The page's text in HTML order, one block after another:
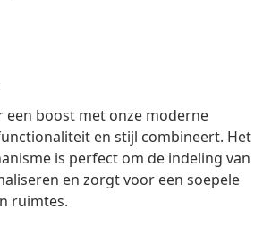
een boost met onze moderne
en stijl combineert. Het
is perfect om de indeling van
en zorgt voor een soepele
ruimtes.